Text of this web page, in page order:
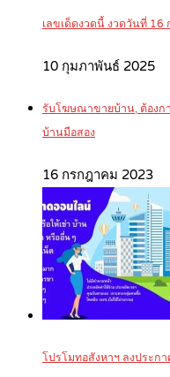
เลขเด็ดงวดนี้ งวดวันที่
10 กุมภาพันธ์ 2025
รับโฆษณาขายบ้าน, ต้องก
บ้านมือสอง
16 กรกฎาคม 2023
โปรโมทอสังหาฯ ลงประก